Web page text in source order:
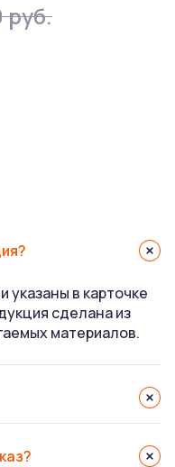
руб.
указаны в карточке
сделана из
материалов.